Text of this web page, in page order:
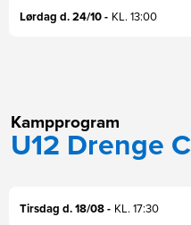
Kampprogram
U12 Drenge C